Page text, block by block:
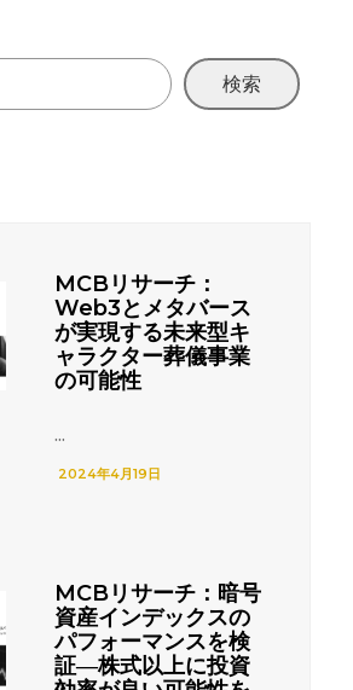
検索
MCBリサーチ：
Web3とメタバース
が実現する未来型キ
ャラクター葬儀事業
の可能性
...
2024年4月19日
MCBリサーチ：暗号
資産インデックスの
パフォーマンスを検
証―株式以上に投資